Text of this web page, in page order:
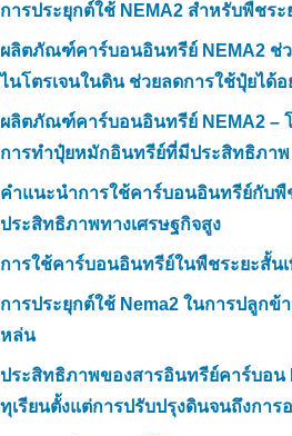
การประยุกต์ใช้ NEMA2 สำหรับพืชร
ผลิตภัณฑ์คาร์บอนอินทรีย์ NEMA2 ช่ว
ไนโตรเจนในดิน ช่วยลดการใช้ปุ๋ยได้
ผลิตภัณฑ์คาร์บอนอินทรีย์ NEMA2 –
การทำปุ๋ยหมักอินทรีย์ที่มีประสิทธิภาพ
คำแนะนำการใช้คาร์บอนอินทรีย์กับพื
ประสิทธิภาพทางเศรษฐกิจสูง
การใช้คาร์บอนอินทรีย์ในพืชระยะสั้น
การประยุกต์ใช้ Nema2 ในการปลูกข้
หล่น
ประสิทธิภาพของสารอินทรีย์คาร์บอน
ทุเรียนตั้งแต่การปรับปรุงดินจนถึงกา